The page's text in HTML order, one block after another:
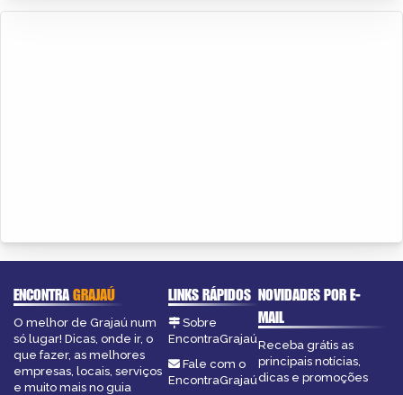
ENCONTRAGRAJAÚ
O melhor de Grajaú num
só lugar! Dicas, onde ir, o
que fazer, as melhores
empresas, locais, serviços
e muito mais no guia
LINKS RÁPIDOS
Sobre
EncontraGrajaú
Fale com o
EncontraGrajaú
NOVIDADES POR E-
MAIL
Receba grátis as
principais notícias,
dicas e promoções